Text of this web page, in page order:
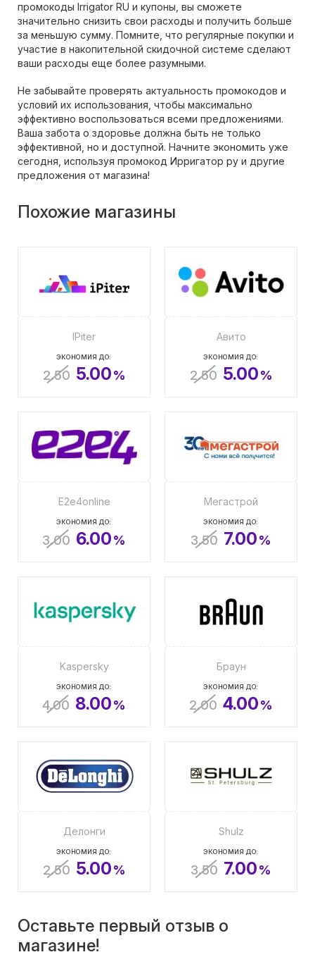
промокоды Irrigator RU и купоны, вы сможете
значительно снизить свои расходы и получить больше
за меньшую сумму. Помните, что регулярные покупки и
участие в накопительной скидочной системе сделают
ваши расходы еще более разумными.
Не забывайте проверять актуальность промокодов и
условий их использования, чтобы максимально
эффективно воспользоваться всеми предложениями.
Ваша забота о здоровье должна быть не только
эффективной, но и доступной. Начните экономить уже
сегодня, используя промокод Ирригатор ру и другие
предложения от магазина!
Похожие магазины
IPiter
ЭКОНОМИЯ ДО:
2.50 5.00%
Авито
ЭКОНОМИЯ ДО:
2.50 5.00%
E2e4online
ЭКОНОМИЯ ДО:
3.00 6.00%
Мегастрой
ЭКОНОМИЯ ДО:
3.50 7.00%
Kaspersky
ЭКОНОМИЯ ДО:
4.00 8.00%
Браун
ЭКОНОМИЯ ДО:
2.00 4.00%
Делонги
ЭКОНОМИЯ ДО:
2.50 5.00%
Shulz
ЭКОНОМИЯ ДО:
3.50 7.00%
Оставьте первый отзыв о
магазине!